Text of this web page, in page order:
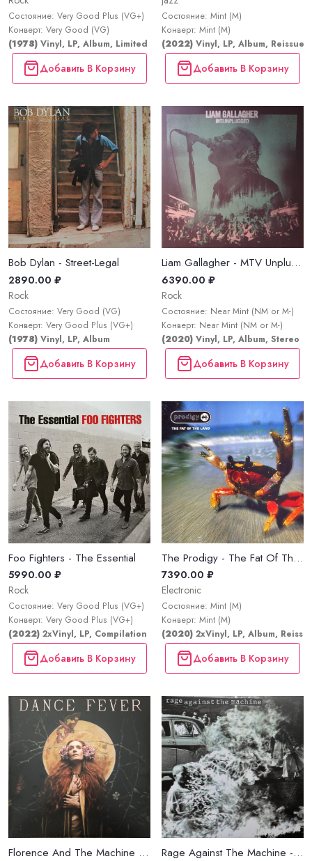
Состояние: Very Good Plus (VG+)
Конверт: Very Good (VG)
(1978) Vinyl, LP, Album, Limited Edition, Picture Disc, Reissue
Добавить В Корзину
Состояние: Mint (M)
Конверт: Mint (M)
(2022) Vinyl, LP, Album, Reissue,
Добавить В Корзину
Bob Dylan - Street-Legal
2890.00 ₽
Rock
Состояние: Very Good (VG)
Конверт: Very Good Plus (VG+)
(1978) Vinyl, LP, Album
Добавить В Корзину
Liam Gallagher - MTV Unplugged
6390.00 ₽
Rock
Состояние: Near Mint (NM or M-)
Конверт: Near Mint (NM or M-)
(2020) Vinyl, LP, Album, Stereo
Добавить В Корзину
Foo Fighters - The Essential
5990.00 ₽
Rock
Состояние: Very Good Plus (VG+)
Конверт: Very Good Plus (VG+)
(2022) 2xVinyl, LP, Compilation
Добавить В Корзину
The Prodigy - The Fat Of The Land
7390.00 ₽
Electronic
Состояние: Mint (M)
Конверт: Mint (M)
(2020) 2xVinyl, LP, Album,
Добавить В Корзину
Florence And The Machine - Dance Fever Rage Against The Machine - Rage Against The Machine